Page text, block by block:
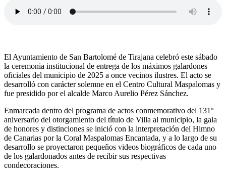
El Ayuntamiento de San Bartolomé de Tirajana celebró este sábado
la ceremonia institucional de entrega de los máximos galardones
oficiales del municipio de 2025 a once vecinos ilustres. El acto se
desarrolló con carácter solemne en el Centro Cultural Maspalomas y
fue presidido por el alcalde Marco Aurelio Pérez Sánchez.
Enmarcada dentro del programa de actos conmemorativo del 131º
aniversario del otorgamiento del título de Villa al municipio, la gala
de honores y distinciones se inició con la interpretación del Himno
de Canarias por la Coral Maspalomas Encantada, y a lo largo de su
desarrollo se proyectaron pequeños videos biográficos de cada uno
de los galardonados antes de recibir sus respectivas
condecoraciones.